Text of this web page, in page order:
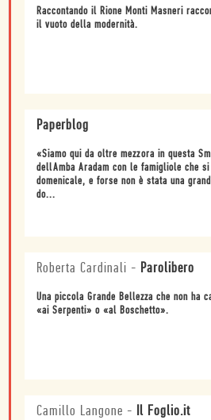
Raccontando il Rione Monti Masneri
il vuoto della modernità.
Paperblog
«Siamo qui da oltre mezzora in questa
dellAmba Aradam con le famigliole che
domenicale, e forse non è stata una
do...
Roberta Cardinali - Parolibero
Una piccola Grande Bellezza che non ha
«ai Serpenti» o «al Boschetto».
Camillo Langone - Il Foglio.it